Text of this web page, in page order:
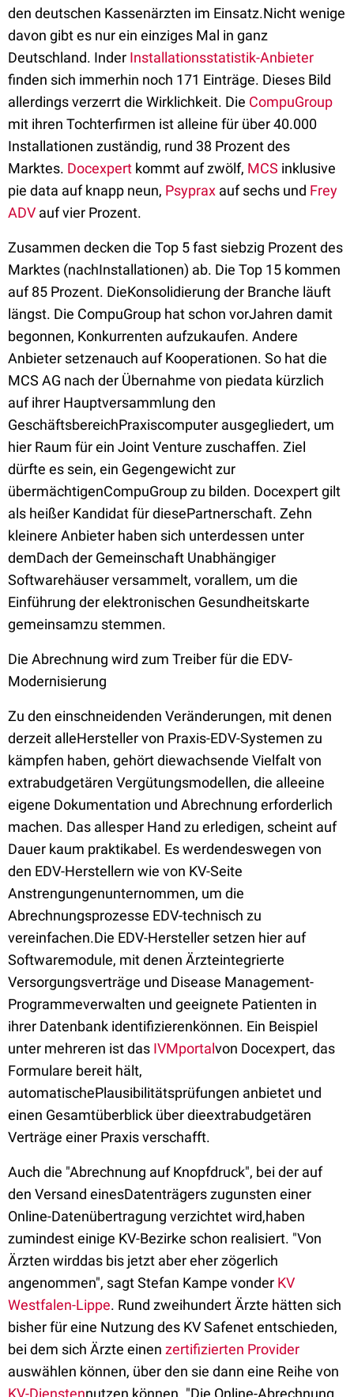
den deutschen Kassenärzten im Einsatz.Nicht wenige
davon gibt es nur ein einziges Mal in ganz
Deutschland. Inder Installationsstatistik-Anbieter
finden sich immerhin noch 171 Einträge. Dieses Bild
allerdings verzerrt die Wirklichkeit. Die CompuGroup
mit ihren Tochterfirmen ist alleine für über 40.000
Installationen zuständig, rund 38 Prozent des
Marktes. Docexpert kommt auf zwölf, MCS inklusive
pie data auf knapp neun, Psyprax auf sechs und Frey
ADV auf vier Prozent.
Zusammen decken die Top 5 fast siebzig Prozent des
Marktes (nachInstallationen) ab. Die Top 15 kommen
auf 85 Prozent. DieKonsolidierung der Branche läuft
längst. Die CompuGroup hat schon vorJahren damit
begonnen, Konkurrenten aufzukaufen. Andere
Anbieter setzenauch auf Kooperationen. So hat die
MCS AG nach der Übernahme von piedata kürzlich
auf ihrer Hauptversammlung den
GeschäftsbereichPraxiscomputer ausgegliedert, um
hier Raum für ein Joint Venture zuschaffen. Ziel
dürfte es sein, ein Gegengewicht zur
übermächtigenCompuGroup zu bilden. Docexpert gilt
als heißer Kandidat für diesePartnerschaft. Zehn
kleinere Anbieter haben sich unterdessen unter
demDach der Gemeinschaft Unabhängiger
Softwarehäuser versammelt, vorallem, um die
Einführung der elektronischen Gesundheitskarte
gemeinsamzu stemmen.
Die Abrechnung wird zum Treiber für die EDV-
Modernisierung
Zu den einschneidenden Veränderungen, mit denen
derzeit alleHersteller von Praxis-EDV-Systemen zu
kämpfen haben, gehört diewachsende Vielfalt von
extrabudgetären Vergütungsmodellen, die alleeine
eigene Dokumentation und Abrechnung erforderlich
machen. Das allesper Hand zu erledigen, scheint auf
Dauer kaum praktikabel. Es werdendeswegen von
den EDV-Herstellern wie von KV-Seite
Anstrengungenunternommen, um die
Abrechnungsprozesse EDV-technisch zu
vereinfachen.Die EDV-Hersteller setzen hier auf
Softwaremodule, mit denen Ärzteintegrierte
Versorgungsverträge und Disease Management-
Programmeverwalten und geeignete Patienten in
ihrer Datenbank identifizierenkönnen. Ein Beispiel
unter mehreren ist das IVMportalvon Docexpert, das
Formulare bereit hält,
automatischePlausibilitätsprüfungen anbietet und
einen Gesamtüberblick über dieextrabudgetären
Verträge einer Praxis verschafft.
Auch die "Abrechnung auf Knopfdruck", bei der auf
den Versand einesDatenträgers zugunsten einer
Online-Datenübertragung verzichtet wird,haben
zumindest einige KV-Bezirke schon realisiert. "Von
Ärzten wirddas bis jetzt aber eher zögerlich
angenommen", sagt Stefan Kampe vonder KV
Westfalen-Lippe. Rund zweihundert Ärzte hätten sich
bisher für eine Nutzung des KV Safenet entschieden,
bei dem sich Ärzte einen zertifizierten Provider
auswählen können, über den sie dann eine Reihe von
KV-Dienstennutzen können. "Die Online-Abrechnung